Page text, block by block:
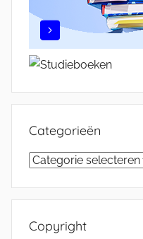
Categorieën
Categorieën
Copyright